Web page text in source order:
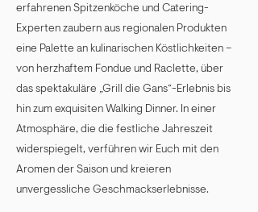
erfahrenen Spitzenköche und Catering-
Experten zaubern aus regionalen Produkten
eine Palette an kulinarischen Köstlichkeiten –
von herzhaftem Fondue und Raclette, über
das spektakuläre „Grill die Gans“-Erlebnis bis
hin zum exquisiten Walking Dinner. In einer
Atmosphäre, die die festliche Jahreszeit
widerspiegelt, verführen wir Euch mit den
Aromen der Saison und kreieren
unvergessliche Geschmackserlebnisse.